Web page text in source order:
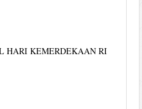
HARI KEMERDEKAAN RI